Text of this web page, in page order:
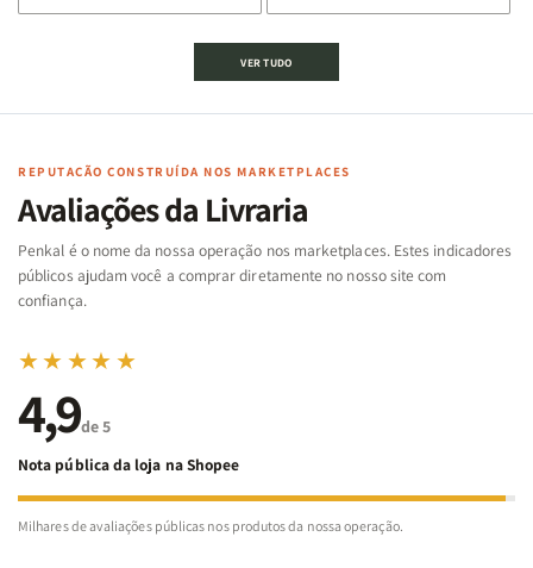
de
Cartas
Famílias
Bíblia
-
Penkal
de
Jogo
Cartas
Famílias
da
Bíblia
-
Penkal
de
Jogo
|
de
de
|
VER TUDO
REPUTAÇÃO CONSTRUÍDA NOS MARKETPLACES
Avaliações da Livraria
Penkal é o nome da nossa operação nos marketplaces. Estes indicadores
públicos ajudam você a comprar diretamente no nosso site com
confiança.
★★★★★
4,9de 5
Nota pública da loja na Shopee
Milhares de avaliações públicas nos produtos da nossa operação.